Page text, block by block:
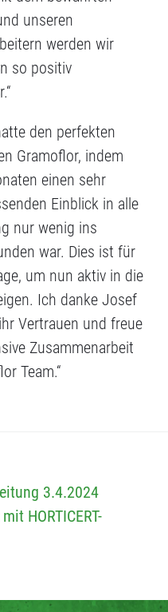
unseren
werden wir
so positiv
den perfekten
Gramoflor, indem
einen sehr
Einblick in alle
nur wenig ins
war. Dies ist für
um nun aktiv in die
Ich danke Josef
Vertrauen und freue
Zusammenarbeit
Team.“
3.4.2024
HORTICERT-